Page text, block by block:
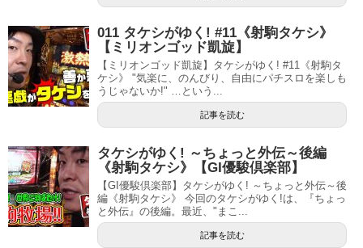
011 タケシがゆく! #11《射駒タケシ》
【ミリオンゴッド凱旋】
【ミリオンゴッド凱旋】タケシがゆく! #11《射駒タ
ケシ》 "気楽に、のんびり、自由にパチスロを楽しも
うじゃないか!" …という...
記事を読む
タケシがゆく! ～ちょっと外伝～後編
《射駒タケシ》【GI優駿倶楽部】
【GI優駿倶楽部】タケシがゆく! ～ちょっと外伝～後
編《射駒タケシ》 今回のタケシがゆく!は、『ちょっ
と外伝』の後編。最近、"まこ...
記事を読む